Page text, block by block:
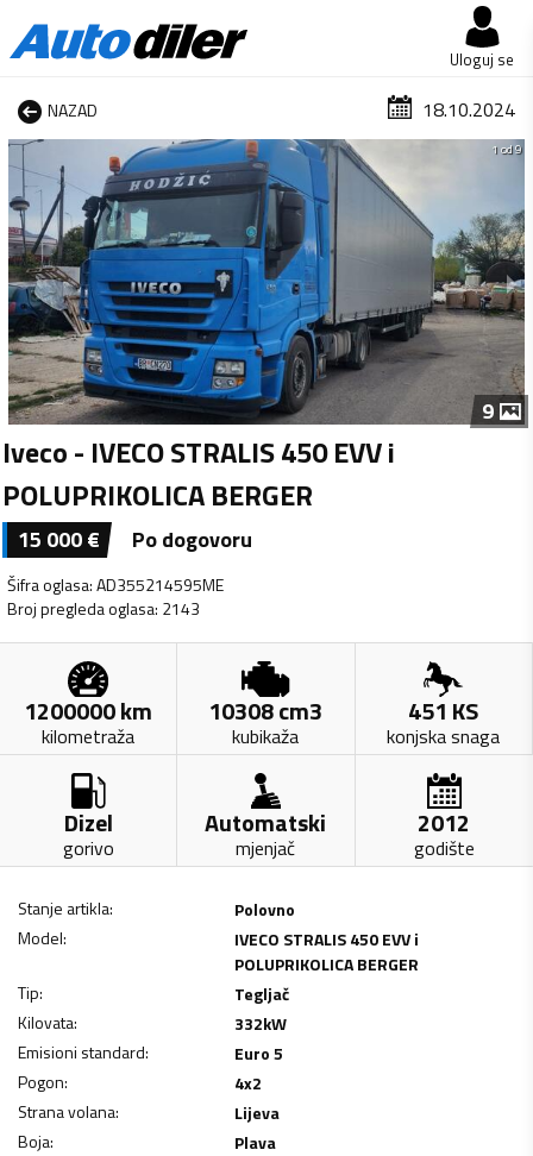
Uloguj se
NAZAD 18.10.2024
1 od 9
9
Iveco - IVECO STRALIS 450 EVV i
POLUPRIKOLICA BERGER
15 000€ Po dogovoru
Šifra oglasa:AD355214595ME
Broj pregleda oglasa: 2143
1200000km
kilometraža
10308cm3
kubikaža
451 KS
konjska snaga
Dizel
gorivo
Automatski
mjenjač
2012
godište
Stanje artikla:
Polovno
Model:
IVECO STRALIS 450 EVV i
POLUPRIKOLICA BERGER
Tip:
Tegljač
Kilovata: 332kW
Emisioni standard:
Euro 5
Pogon:
4x2
Strana volana:
Lijeva
Boja:
Plava